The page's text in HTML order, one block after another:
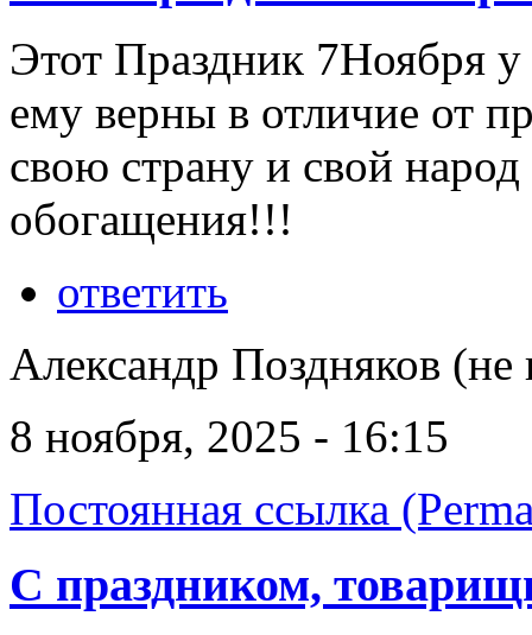
Этот Праздник 7Ноября
ему верны в отличие от
свою страну и свой народ
обогащения!!!
ответить
Александр Поздняков (не
8 ноября, 2025 - 16:15
Постоянная ссылка
С праздником,